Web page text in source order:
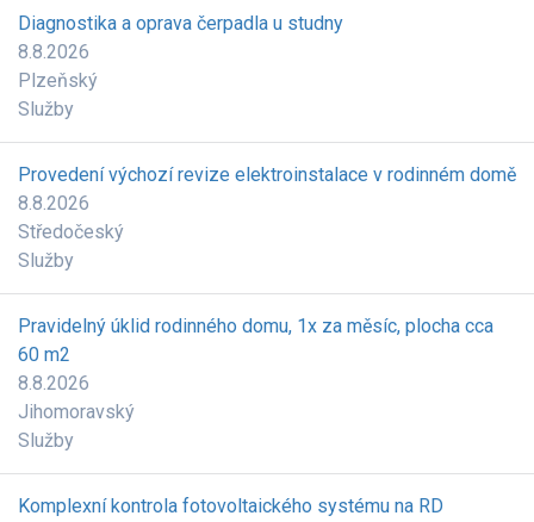
Diagnostika a oprava čerpadla u studny
8.8.2026
Plzeňský
Služby
Provedení výchozí revize elektroinstalace v rodinném domě
8.8.2026
Středočeský
Služby
Pravidelný úklid rodinného domu, 1x za měsíc, plocha cca
60 m2
8.8.2026
Jihomoravský
Služby
Komplexní kontrola fotovoltaického systému na RD